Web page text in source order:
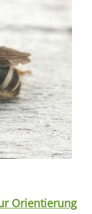
Orientierung